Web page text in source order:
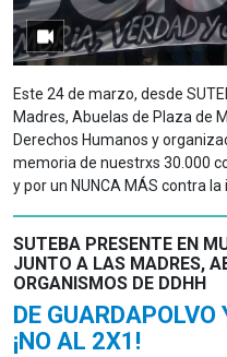
Este 24 de marzo, desde
Madres, Abuelas de Plaza de
Derechos Humanos y
memoria de nuestrxs 30.000
y por un NUNCA MÁS contra
SUTEBA PRESENTE EN
JUNTO A LAS MADRES,
ORGANISMOS DE DDHH
DE
¡NO AL 2X1!